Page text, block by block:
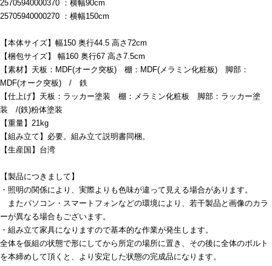
25705940000370 ：横幅90cm
25705940000270 ：横幅150cm
【本体サイズ】幅150 奥行44.5 高さ72cm
【梱包サイズ】 幅160 奥行67 高さ7.5cm
【素材】天板：MDF(オーク突板) 棚：MDF(メラミン化粧板) 脚部：
MDF(オーク突板) / 鉄
【仕上げ】天板：ラッカー塗装 棚：メラミン化粧板 脚部：ラッカー塗
装 /(鉄)粉体塗装
【重量】21kg
【組み立て】必要。組み立て説明書同梱。
【生産国】台湾
【製品につきまして】
・照明の関係により、実際よりも色味が違って見える場合があります。
またパソコン・スマートフォンなどの環境により、若干製品と画像のカラ
ーが異なる場合もございます。
・組み立て家具になりますので基本的な作業が発生します。
全体を仮組の状態で形にしてから所定の場所に置き、その後に全体のボルト
を本締めして頂くと、より安定した状態の完成品になります。